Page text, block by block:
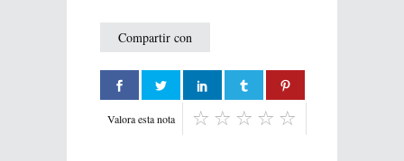
Compartir con
Valora esta nota